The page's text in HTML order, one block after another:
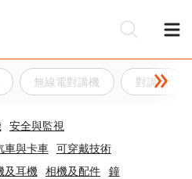
無線電對講機 對講機
安全與監視
車與卡車
可穿戴技術
及耳機 相機及配件 鐘